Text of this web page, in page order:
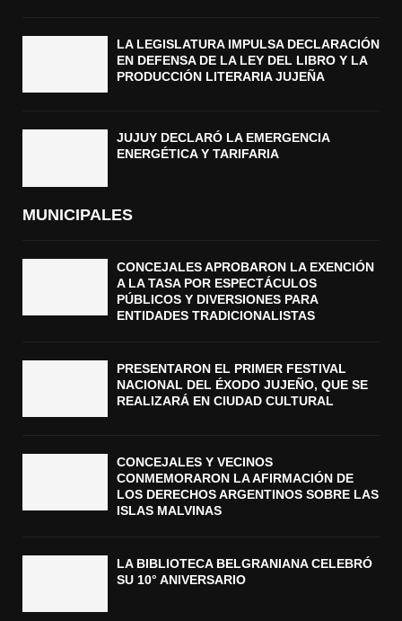
LA LEGISLATURA IMPULSA DECLARACIÓN
EN DEFENSA DE LA LEY DEL LIBRO Y LA
PRODUCCIÓN LITERARIA JUJEÑA
JUJUY DECLARÓ LA EMERGENCIA
ENERGÉTICA Y TARIFARIA
MUNICIPALES
CONCEJALES APROBARON LA EXENCIÓN
A LA TASA POR ESPECTÁCULOS
PÚBLICOS Y DIVERSIONES PARA
ENTIDADES TRADICIONALISTAS
PRESENTARON EL PRIMER FESTIVAL
NACIONAL DEL ÉXODO JUJEÑO, QUE SE
REALIZARÁ EN CIUDAD CULTURAL
CONCEJALES Y VECINOS
CONMEMORARON LA AFIRMACIÓN DE
LOS DERECHOS ARGENTINOS SOBRE LAS
ISLAS MALVINAS
LA BIBLIOTECA BELGRANIANA CELEBRÓ
SU 10° ANIVERSARIO